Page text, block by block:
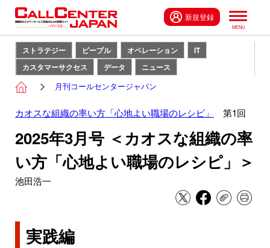
新規登録
ストラテジー ピープル オペレーション
IT
カスタマーサクセス
データ ニュース
月刊コールセンタージャパン
カオスな組織の率い方「心地よい職場のレシピ」 第1回
2025年3月号 ＜カオスな組織の率
い方「心地よい職場のレシピ」＞
池田浩一
実践編